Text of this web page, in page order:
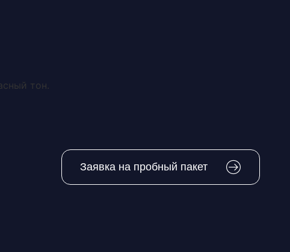
тон.
Заявка на пробный пакет